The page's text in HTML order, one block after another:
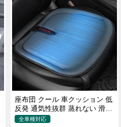
座布団 クール 車クッション 低
反発 通気性抜群 蒸れない 滑り
止め おすすめ
全車種対応